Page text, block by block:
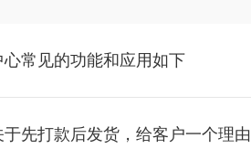
心常见的功能和应用如下
先打款后发货，给客户一个理由